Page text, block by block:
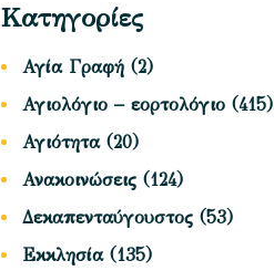
Κατηγορίες
Αγία Γραφή (2)
Αγιολόγιο – εορτολόγιο (415)
Αγιότητα(20)
Ανακοινώσεις (124)
Δεκαπενταύγουστος (53)
Εκκλησία(135)